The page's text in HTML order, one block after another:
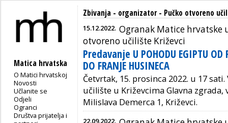
Matica hrvatska
O Matici hrvatskoj
Novosti
Učlanite se
Odjeli
Ogranci
Društva prijatelja i
Zbivanja - organizator - Pučko otvoreno
15.12.2022. Ogranak Matice hrvatske
otvoreno učilište Križevci
Predavanje U POHODU EGIPTU OD
DO FRANJE HUSINECA
Četvrtak, 15. prosinca 2022. u 17 sati.
učilište u KriževcimaGlavna
Milislava Demerca 1, Križevci.
22.09.2022.